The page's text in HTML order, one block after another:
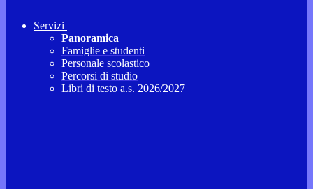
Servizi
Panoramica
Famiglie e studenti
Personale scolastico
Percorsi di studio
Libri di testo a.s. 2026/2027